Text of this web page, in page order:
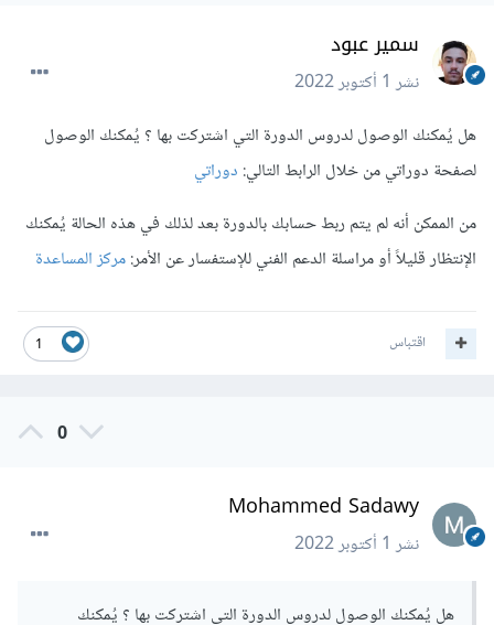
سمير عبود
نشر1 أكتوبر 2022
هل يُمكنك الوصول لدروس الدورة التي اشتركت بها ؟ يُمكنك الوصول
لصفحة دوراتي من خلال الرابط التالي: دوراتي
من الممكن أنه لم يتم ربط حسابك بالدورة بعد لذلك في هذه الحالة يُمكنك
الإنتظار قليلاً أو مراسلة الدعم الفني للإستفسار عن الأمر:مركز المساعدة
1 اقتباس
0
Mohammed Sadawy
نشر1 أكتوبر 2022
هل يُمكنك الوصول لدروس الدورة التي اشتركت بها ؟ يُمكنك